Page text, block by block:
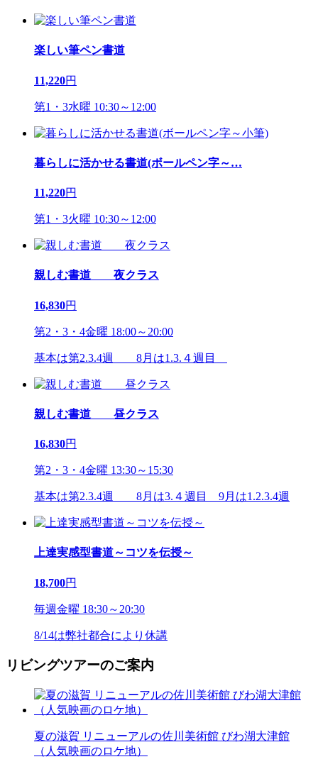
楽しい筆ペン書道
11,220円
第1・3水曜 10:30～12:00
暮らしに活かせる書道(ボールペン字～…
11,220円
第1・3火曜 10:30～12:00
親しむ書道 夜クラス
16,830円
第2・3・4金曜 18:00～20:00
基本は第2.3.4週 8月は1.3.４週目
親しむ書道 昼クラス
16,830円
第2・3・4金曜 13:30～15:30
基本は第2.3.4週 8月は3.４週目 9月は1.2.3.4週
上達実感型書道～コツを伝授～
18,700円
毎週金曜 18:30～20:30
8/14は弊社都合により休講
リビングツアーのご案内
夏の滋賀 リニューアルの佐川美術館 びわ湖大津館
（人気映画のロケ地）